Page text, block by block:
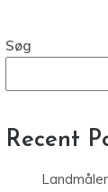
Søg
Recent